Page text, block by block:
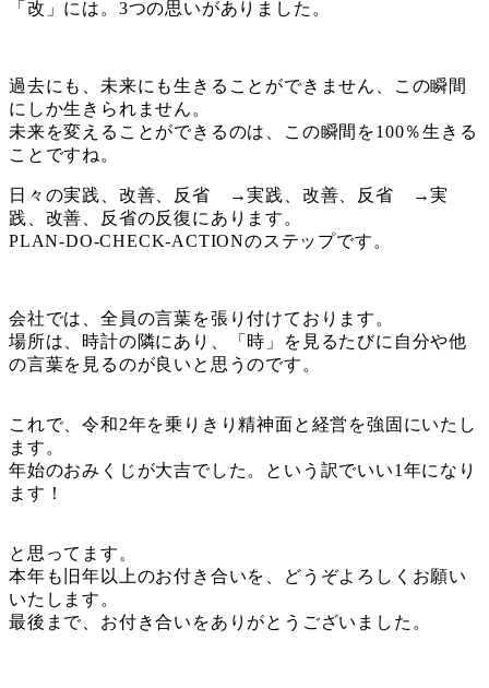
「改」には。3つの思いがありました。
過去にも、未来にも生きることができません、この瞬間
にしか生きられません。
未来を変えることができるのは、この瞬間を100％生きる
ことですね。
日々の実践、改善、反省 →実践、改善、反省 →実
践、改善、反省の反復にあります。
PLAN-DO-CHECK-ACTIONのステップです。
会社では、全員の言葉を張り付けております。
場所は、時計の隣にあり、「時」を見るたびに自分や他
の言葉を見るのが良いと思うのです。
これで、令和2年を乗りきり精神面と経営を強固にいたし
ます。
年始のおみくじが大吉でした。という訳でいい1年になり
ます！
と思ってます。
本年も旧年以上のお付き合いを、どうぞよろしくお願い
いたします。
最後まで、お付き合いをありがとうございました。